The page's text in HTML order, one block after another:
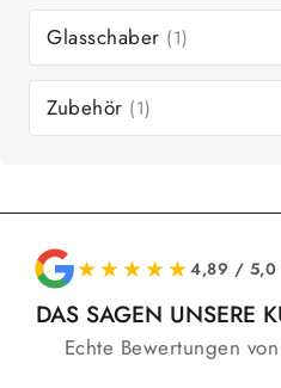
Glasschaber (1)
Zubehör (1)
★★★★★4,89 / 5,0
DAS SAGEN UNSERE
Echte Bewertungen